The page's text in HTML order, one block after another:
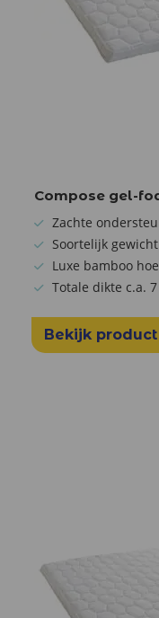
Compose gel-
Zachte
Soortelijk
Luxe bamboo
Totale dikte c.a.
Bekijk product